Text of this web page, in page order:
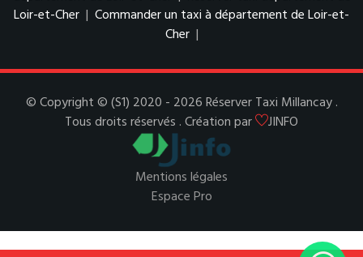
Loir-et-Cher | Commander un taxi à département de Loir-et-
Cher |
© Copyright © (S1) 2020 - 2026 Réserver Taxi Millancay .
Tous droits réservés . Création par
JINFO
Mentions légales
Espace Pro